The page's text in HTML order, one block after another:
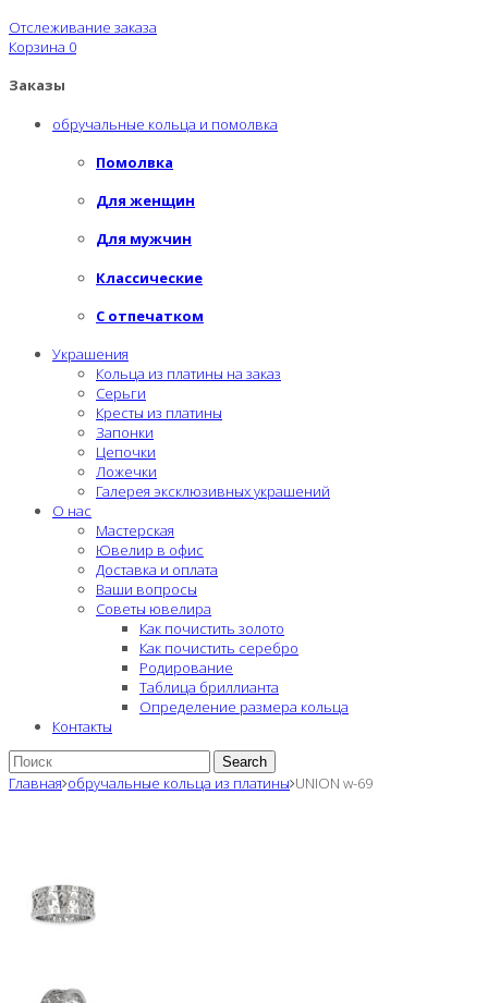
Отслеживание заказа
Корзина 0
Заказы
обручальные кольца и помолвка
Помолвка
Для женщин
Для мужчин
Классические
С отпечатком
Украшения
Кольца из платины на заказ
Серьги
Кресты из платины
Запонки
Цепочки
Ложечки
Галерея эксклюзивных украшений
О нас
Мастерская
Ювелир в офис
Доставка и оплата
Ваши вопросы
Советы ювелира
Как почистить золото
Как почистить серебро
Родирование
Таблица бриллианта
Определение размера кольца
Контакты
Search
Главная обручальные кольца из платины UNION w-69